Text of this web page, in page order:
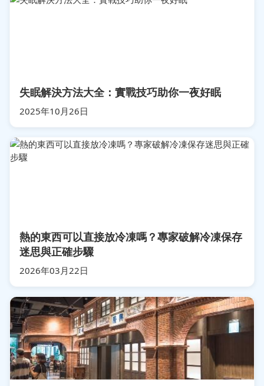
失眠解決方法大全：實戰技巧助你一夜好眠
2025年10月26日
熱的東西可以直接放冷凍嗎？專家破解冷凍保存
迷思與正確步驟
2026年03月22日